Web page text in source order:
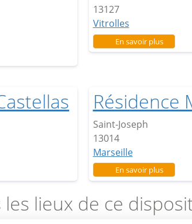
13127
Vitrolles
En savoir plussur Les
Castellas
Résidence
Saint-Joseph
13014
Marseille
En savoir plussur
lieux de ce